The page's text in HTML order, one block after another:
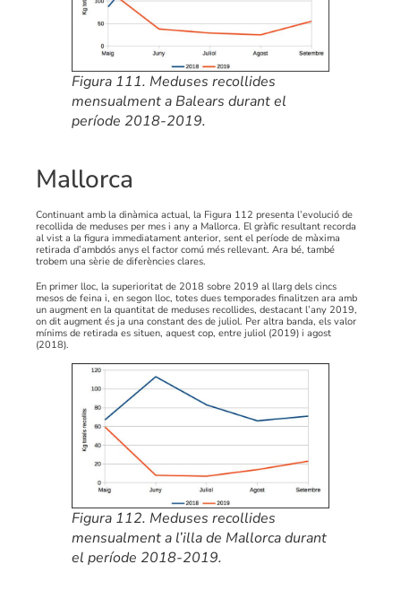
Figura 111. Meduses recollides
mensualment a Balears durant el
període 2018-2019.
Mallorca
Continuant amb la dinàmica actual, la Figura 112 presenta l’evolució de
recollida de meduses per mes i any a Mallorca. El gràfic resultant recorda
al vist a la figura immediatament anterior, sent el període de màxima
retirada d’ambdós anys el factor comú més rellevant. Ara bé, també
trobem una sèrie de diferències clares.
En primer lloc, la superioritat de 2018 sobre 2019 al llarg dels cincs
mesos de feina i, en segon lloc, totes dues temporades finalitzen ara amb
un augment en la quantitat de meduses recollides, destacant l’any 2019,
on dit augment és ja una constant des de juliol. Per altra banda, els valor
mínims de retirada es situen, aquest cop, entre juliol (2019) i agost
(2018).
Figura 112. Meduses recollides
mensualment a l’illa de Mallorca durant
el període 2018-2019.